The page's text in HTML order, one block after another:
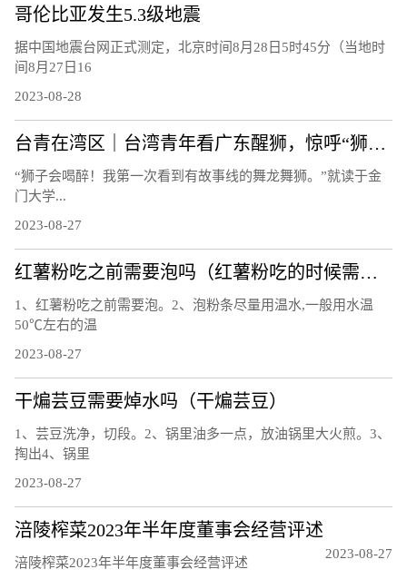
哥伦比亚发生5.3级地震
据中国地震台网正式测定，北京时间8月28日5时45分（当地时
间8月27日16
2023-08-28
台青在湾区｜台湾青年看广东醒狮，惊呼“狮子会喝醉！”
“狮子会喝醉！我第一次看到有故事线的舞龙舞狮。”就读于金
门大学...
2023-08-27
红薯粉吃之前需要泡吗（红薯粉吃的时候需要泡吗）
1、红薯粉吃之前需要泡。2、泡粉条尽量用温水,一般用水温
50℃左右的温
2023-08-27
干煸芸豆需要焯水吗（干煸芸豆）
1、芸豆洗净，切段。2、锅里油多一点，放油锅里大火煎。3、
掏出4、锅里
2023-08-27
涪陵榨菜2023年半年度董事会经营评述
涪陵榨菜2023年半年度董事会经营评述
2023-08-27